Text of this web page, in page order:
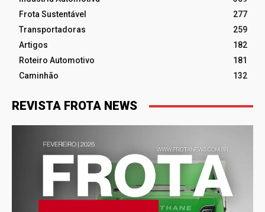
Frota Sustentável
277
Transportadoras
259
Artigos
182
Roteiro Automotivo
181
Caminhão
132
REVISTA FROTA NEWS